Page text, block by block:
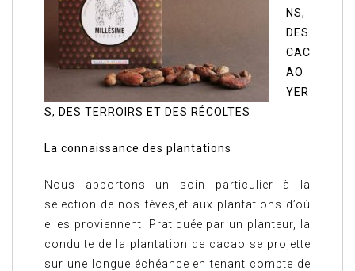
NS,
DES
CAC
AO
YER
S, DES TERROIRS ET DES RÉCOLTES
La connaissance des plantations
Nous apportons un soin particulier à la
sélection de nos fèves,et aux plantations d’où
elles proviennent. Pratiquée par un planteur, la
conduite de la plantation de cacao se projette
sur une longue échéance en tenant compte de